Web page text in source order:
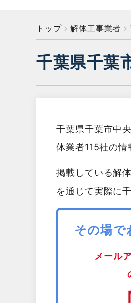
トップ 解体工事業者
千葉県千葉
千葉県千葉市中
体業者115社の情
掲載している解
を通じて実際に
その場で
メール